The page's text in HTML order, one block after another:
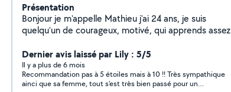
Présentation
Bonjour je m'appelle Mathieu j'ai 24 ans, je suis
quelqu'un de courageux, motivé, qui apprends assez
l'on pourrais me donner, si vous avez besoin d'aide
n'hésitez pas à faire appels à mes services
Dernier avis laissé par Lily : 5/5
Il y a plus de 6 mois
Recommandation pas à 5 étoiles mais à 10 !! Très sympathique
ainci que sa femme, tout s'est très bien passé pour un